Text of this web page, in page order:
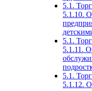
5.1.
5.1.10.
5.1.
5.1.11.
5.1.
5.1.12.